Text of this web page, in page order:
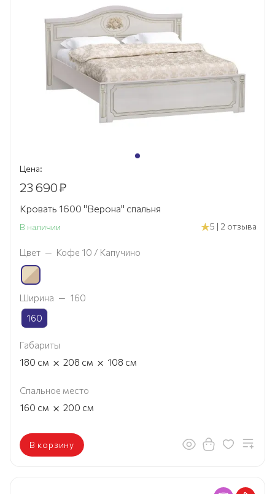
Цена:
23 690₽
Кровать 1600 "Верона" спальня
В наличии 5 | 2 отзыва
Цвет — Кофе 10 / Капучино
Ширина — 160
160
Габариты
180 см × 208 см × 108 см
Спальное место
160 см × 200 см
В корзину